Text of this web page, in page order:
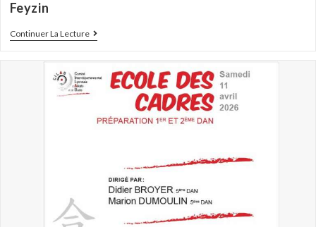
Feyzin
Continuer La Lecture